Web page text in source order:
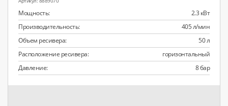
Мощность:
2.3 кВт
Производительность:
405 л/мин
Объем ресивера:
50 л
Расположение ресивера:
горизонтальный
Давление:
8 бар